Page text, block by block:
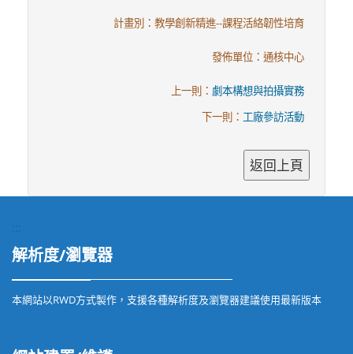
計畫別：教學創新精進--課程活絡韌性培育
發佈單位：通核中心
上一則： 劇本構想與拍攝實務
下一則： 工廠參訪活動
解析度/瀏覽器
本網站以RWD方式製作，支援各種解析度及瀏覽器建議使用最新版本